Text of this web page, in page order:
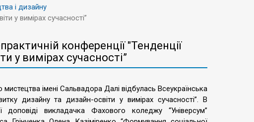
і дизайну
у вимірах сучасності”
конференції "Тенденції
у вимірах сучасності”
імені Сальвадора Далі відбулась Всеукраїнська
дизайну та дизайн-освіти у вимірах сучасності”. В
доповіді викладачка Фахового коледжу “Універсум”